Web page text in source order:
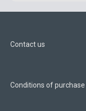
Contact us
Conditions of purchase